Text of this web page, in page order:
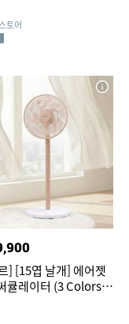
토어
] [15엽 날개] 에어젯
큘레이터 (3 Colors